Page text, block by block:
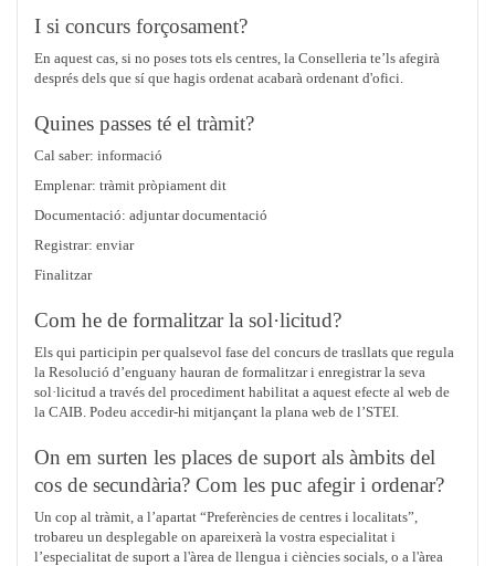
I si concurs forçosament?
En aquest cas, si no poses tots els centres, la Conselleria te’ls afegirà
després dels que sí que hagis ordenat acabarà ordenant d'ofici.
Quines passes té el tràmit?
Cal saber: informació
Emplenar: tràmit pròpiament dit
Documentació: adjuntar documentació
Registrar: enviar
Finalitzar
Com he de formalitzar la sol·licitud?
Els qui participin per qualsevol fase del concurs de trasllats que regula
la Resolució d’enguany hauran de formalitzar i enregistrar la seva
sol·licitud a través del procediment habilitat a aquest efecte al web de
la CAIB. Podeu accedir-hi mitjançant la plana web de l’STEI.
On em surten les places de suport als àmbits del
cos de secundària? Com les puc afegir i ordenar?
Un cop al tràmit, a l’apartat “Preferències de centres i localitats”,
trobareu un desplegable on apareixerà la vostra especialitat i
l’especialitat de suport a l'àrea de llengua i ciències socials, o a l'àrea